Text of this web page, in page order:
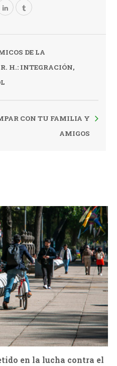
DE LA
H.: INTEGRACIÓN,
CON TU FAMILIA Y
AMIGOS
en la lucha contra el